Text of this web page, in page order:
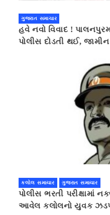
ગુજરાત સમાચાર
હવે નવો વિવાદ !
પોલીસ દોડતી થઈ,
કલોલ સમાચાર ગુજરાત સમાચાર
પોલીસ ભરતી પરીક્ષામાં
આવેલ કલોલનો યુવક